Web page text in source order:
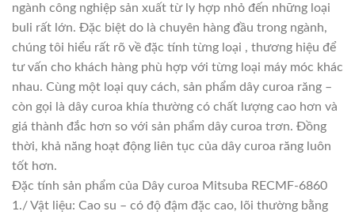
ngành công nghiệp sản xuất từ ly hợp nhỏ đến những loại
buli rất lớn. Đặc biệt do là chuyên hàng đầu trong ngành,
chúng tôi hiểu rất rõ về đặc tính từng loại , thương hiệu để
tư vấn cho khách hàng phù hợp với từng loại máy móc khác
nhau. Cùng một loại quy cách, sản phẩm dây curoa răng –
còn gọi là dây curoa khía thường có chất lượng cao hơn và
giá thành đắc hơn so với sản phẩm dây curoa trơn. Đồng
thời, khả năng hoạt động liên tục của dây curoa răng luôn
tốt hơn.
Đặc tính sản phẩm của Dây curoa Mitsuba RECMF-6860
1./ Vật liệu: Cao su – có độ đậm đặc cao, lõi thường bằng